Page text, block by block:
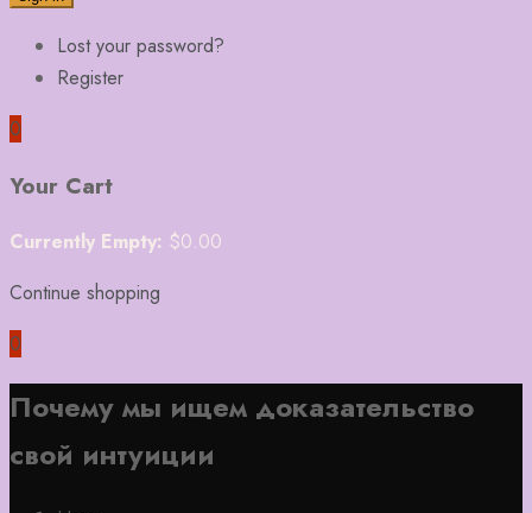
Lost your password?
Register
0
Your Cart
Currently Empty: $0.00
Continue shopping
0
Почему мы ищем доказательство
свой интуиции